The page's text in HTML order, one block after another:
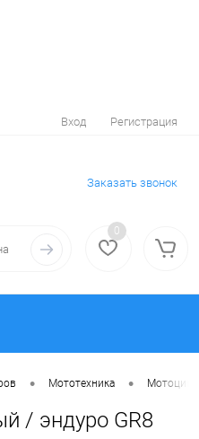
Вход Регистрация
Заказать звонок
0
• Мототехника •
/ эндуро GR8